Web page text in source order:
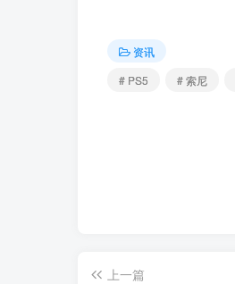
资讯
# PS5
# 索尼
上一篇